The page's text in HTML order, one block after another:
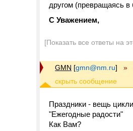
другом (превращаясь
С Уважением,
[Показать все ответы на
GMN [gmn@nm.ru] »
Праздники - вещь
"Ежегодные радости"
Как Вам?